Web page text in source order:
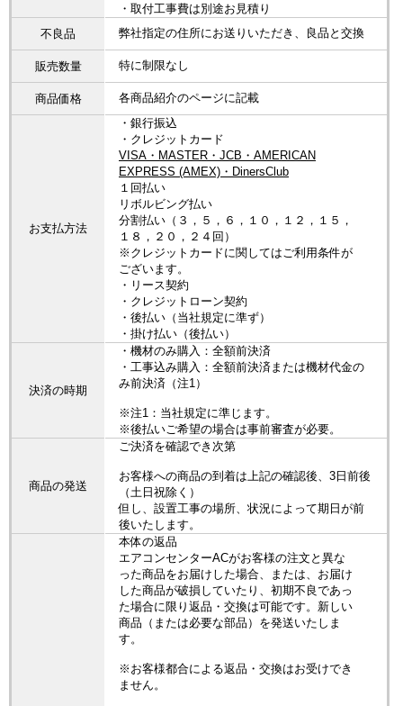
・取付工事費は別途お見積り
不良品
弊社指定の住所にお送りいただき、良品と交換
販売数量 特に制限なし
商品価格 各商品紹介のページに記載
お支払方法
・銀行振込
・クレジットカード
VISA・MASTER・JCB・AMERICAN
EXPRESS (AMEX)・DinersClub
１回払い
リボルビング払い
分割払い（３，５，６，１０，１２，１５，
１８，２０，２４回）
※クレジットカードに関してはご利用条件が
ございます。
・リース契約
・クレジットローン契約
・後払い（当社規定に準ず）
・掛け払い（後払い）
決済の時期
・機材のみ購入：全額前決済
・工事込み購入：全額前決済または機材代金の
み前決済（注1）
※注1：当社規定に準じます。
※後払いご希望の場合は事前審査が必要。
商品の発送
ご決済を確認でき次第
お客様への商品の到着は上記の確認後、3日前後
（土日祝除く）
但し、設置工事の場所、状況によって期日が前
後いたします。
本体の返品
エアコンセンターACがお客様の注文と異な
った商品をお届けした場合、または、お届け
した商品が破損していたり、初期不良であっ
た場合に限り返品・交換は可能です。新しい
商品（または必要な部品）を発送いたしま
す。
※お客様都合による返品・交換はお受けでき
ません。